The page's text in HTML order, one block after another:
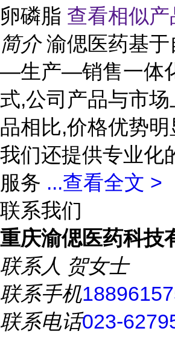
卵磷脂 查看相似
简介 渝偲医药基
—生产—销售一体
式,公司产品与市
品相比,价格优势
我们还提供专业化
服务 ...查看全文 >
联系我们
重庆渝偲医药科技
联系人 贺女士
联系手机
联系电话023-